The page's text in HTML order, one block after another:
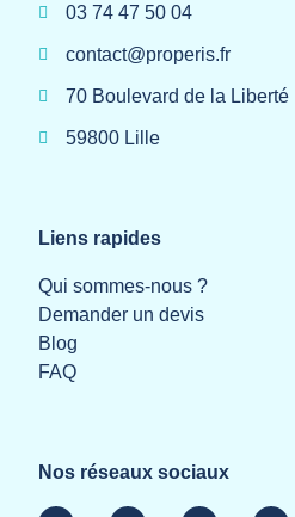
03 74 47 50 04
contact@properis.fr
70 Boulevard de la Liberté
59800 Lille
Liens rapides
Qui sommes-nous ?
Demander un devis
Blog
FAQ
Nos réseaux sociaux